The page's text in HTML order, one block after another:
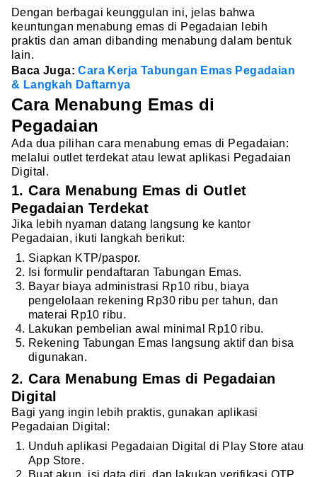
Dengan berbagai keunggulan ini, jelas bahwa
keuntungan menabung emas di Pegadaian lebih
praktis dan aman dibanding menabung dalam bentuk
lain.
Baca Juga:Cara Kerja Tabungan Emas Pegadaian
& Langkah Daftarnya
Cara Menabung Emas di
Pegadaian
Ada dua pilihan cara menabung emas di Pegadaian:
melalui outlet terdekat atau lewat aplikasi Pegadaian
Digital.
1. Cara Menabung Emas di Outlet
Pegadaian Terdekat
Jika lebih nyaman datang langsung ke kantor
Pegadaian, ikuti langkah berikut:
Siapkan KTP/paspor.
Isi formulir pendaftaran Tabungan Emas.
Bayar biaya administrasi Rp10 ribu, biaya
pengelolaan rekening Rp30 ribu per tahun, dan
materai Rp10 ribu.
Lakukan pembelian awal minimal Rp10 ribu.
Rekening Tabungan Emas langsung aktif dan bisa
digunakan.
2. Cara Menabung Emas di Pegadaian
Digital
Bagi yang ingin lebih praktis, gunakan aplikasi
Pegadaian Digital:
Unduh aplikasi Pegadaian Digital di Play Store atau
App Store.
Buat akun, isi data diri, dan lakukan verifikasi OTP